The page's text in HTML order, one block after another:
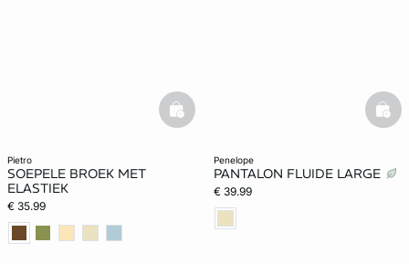
pietro
SOEPELE BROEK MET
ELASTIEK
€ 35.99
basketfull
penelope
PANTALON FLUIDE LARGE
€ 39.99